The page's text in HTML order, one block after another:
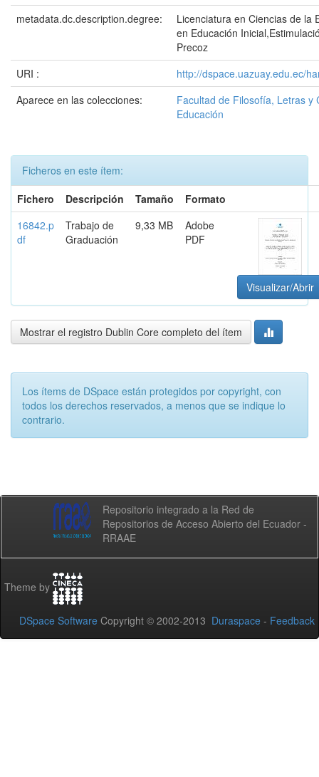
metadata.dc.description.degree:
Licenciatura en Ciencias de la
en Educación
Precoz
URI :
http://dspace.uazuay.edu.ec/
Aparece en las colecciones:
Facultad de Filosofía, Letras y
Educación
Ficheros en este ítem:
Fichero
Descripción Tamaño
Formato
16842.p
df
Trabajo de
Graduación
9,33 MB
Adobe
PDF
Visualizar/Abrir
Mostrar el registro Dublin Core completo del ítem
Los ítems de DSpace están protegidos por copyright, con
todos los derechos reservados, a menos que se indique lo
contrario.
Repositorio integrado a la Red de
Repositorios de Acceso Abierto del Ecuador -
RRAAE
Theme by
DSpace Software Copyright © 2002-2013 Duraspace - Feedback